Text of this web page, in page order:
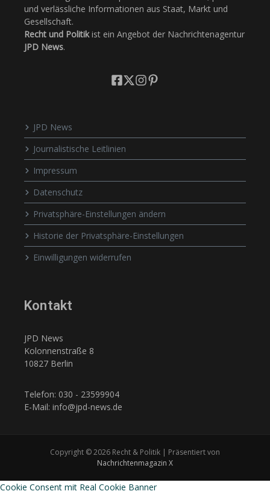
und verlässliche Informationen aus Staat, Markt und
Gesellschaft.
Recht und Politikist ein Angebot der Nachrichtenagentur
JPD News.
JPD News
Journalistische Leitlinien
Impressum
Datenschutz
Privatsphäre-Einstellungen ändern
Historie der Privatsphäre-Einstellungen
Einwilligungen widerrufen
Kontakt
JPD News
Kolonnenstraße 8
10827 Berlin
Telefon: 030 - 23599904
E-Mail: info@jpd-news.de
Copyright © 2026 Recht & Politik | Präsentiert von
Nachrichtenmagazin X
Cookie Consent mit Real Cookie Banner